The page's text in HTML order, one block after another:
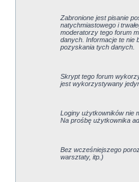
Zabronione jest pisanie
natychmiastowego i
moderatorzy tego forum
danych. Informacje te nie
pozyskania tych danych.
Skrypt tego forum
jest wykorzystywany
Loginy użytkowników nie
Na prośbę użytkownika
Bez wcześniejszego
warsztaty, itp.)